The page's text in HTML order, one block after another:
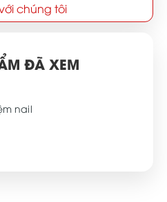
chúng tôi
ĐÃ XEM
nail